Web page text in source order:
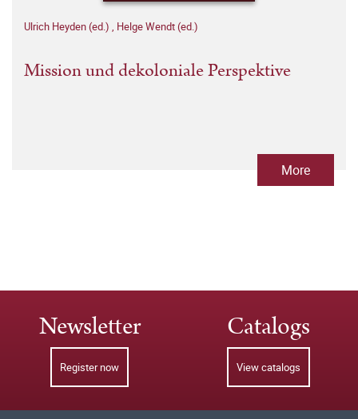
Ulrich Heyden (ed.) , Helge Wendt (ed.)
Mission und dekoloniale Perspektive
More
Newsletter
Register now
Catalogs
View catalogs